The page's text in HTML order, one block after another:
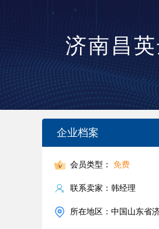
济南昌
企业档案
会员类型： 免费
联系卖家：韩经理
所在地区：中国山东省